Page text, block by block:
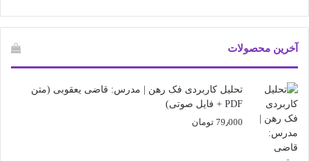
آخرین محصولات
تحلیل کاربردی فک رهن | مدرس: قاضی یعقوبی (متن
PDF + فایل صوتی)
79٫000 تومان